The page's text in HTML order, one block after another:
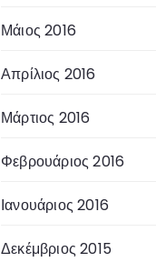
Μάιος 2016
Απρίλιος 2016
Μάρτιος 2016
Φεβρουάριος 2016
Ιανουάριος 2016
Δεκέμβριος 2015